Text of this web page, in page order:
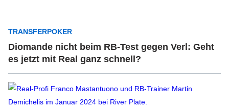
TRANSFERPOKER
Diomande nicht beim RB-Test gegen Verl: Geht
es jetzt mit Real ganz schnell?